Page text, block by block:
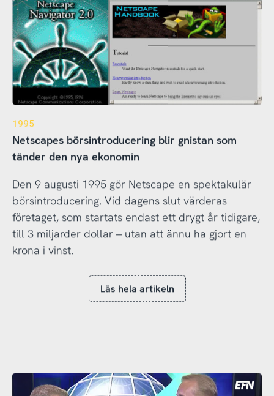
1995
Netscapes börsintroducering blir gnistan som
tänder den nya ekonomin
Den 9 augusti 1995 gör Netscape en spektakulär
börsintroducering. Vid dagens slut värderas
företaget, som startats endast ett drygt år tidigare,
till 3 miljarder dollar – utan att ännu ha gjort en
krona i vinst.
Läs hela artikeln